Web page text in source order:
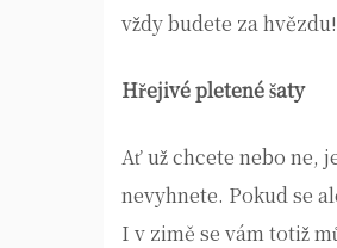
vždy budete za hvězdu!
Hřejivé pletené šaty
Ať už chcete nebo ne,
nevyhnete. Pokud se
I v zimě se vám totiž